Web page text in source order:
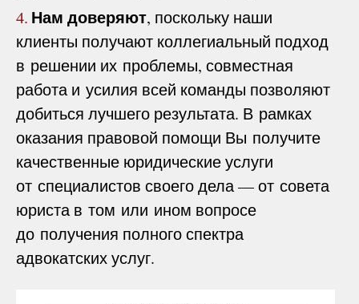
4. Нам доверяют, поскольку наши
клиенты получают коллегиальный подход
в решении их проблемы, совместная
работа и усилия всей команды позволяют
добиться лучшего результата. В рамках
оказания правовой помощи Вы получите
качественные юридические услуги
от специалистов своего дела — от совета
юриста в том или ином вопросе
до получения полного спектра
адвокатских услуг.